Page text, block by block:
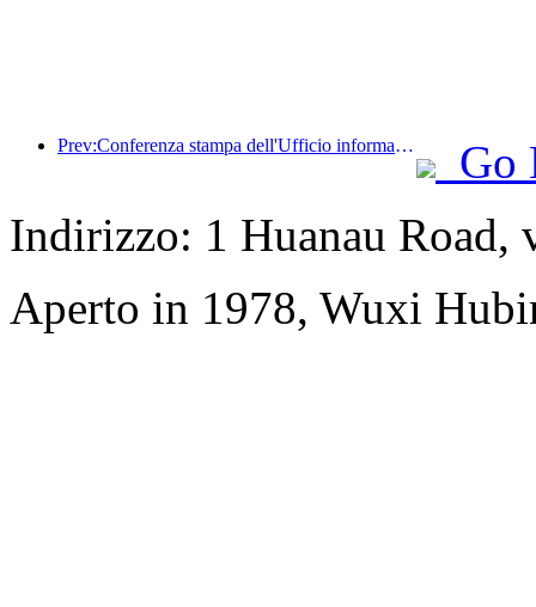
Prev:Conferenza stampa dell'Ufficio informazioni del Consiglio di Stato: i ricavi dei viaggi transfrontalieri del mio Paese sono aumentati del 42% nella prima metà di quest'anno
Go
Indirizzo: 1 Huanau Road,
Aperto in 1978, Wuxi